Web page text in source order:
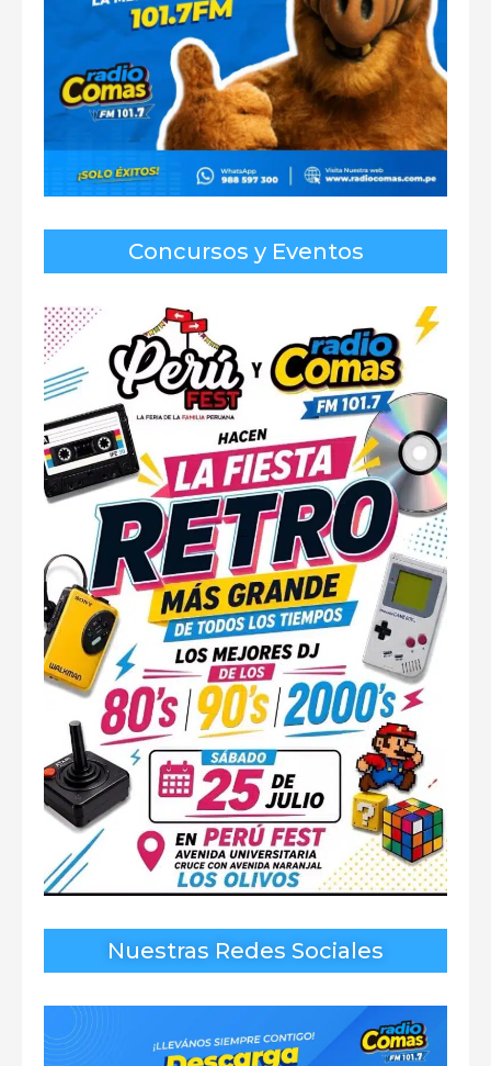
Concursos y Eventos
Nuestras Redes Sociales